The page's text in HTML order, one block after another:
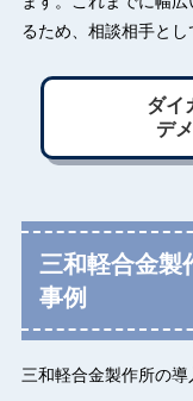
るため、相談相手とし
ダイ
デ
三和軽合金製
事例
三和軽合金製作所の